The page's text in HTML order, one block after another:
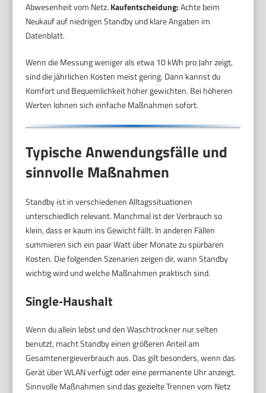
Abwesenheit vom Netz. Kaufentscheidung:Achte beim
Neukauf auf niedrigen Standby und klare Angaben im
Datenblatt.
Wenn die Messung weniger als etwa 10 kWh pro Jahr zeigt,
sind die jährlichen Kosten meist gering. Dann kannst du
Komfort und Bequemlichkeit höher gewichten. Bei höheren
Werten lohnen sich einfache Maßnahmen sofort.
Typische Anwendungsfälle und
sinnvolle Maßnahmen
Standby ist in verschiedenen Alltagssituationen
unterschiedlich relevant. Manchmal ist der Verbrauch so
klein, dass er kaum ins Gewicht fällt. In anderen Fällen
summieren sich ein paar Watt über Monate zu spürbaren
Kosten. Die folgenden Szenarien zeigen dir, wann Standby
wichtig wird und welche Maßnahmen praktisch sind.
Single‑Haushalt
Wenn du allein lebst und den Waschtrockner nur selten
benutzt, macht Standby einen größeren Anteil am
Gesamtenergieverbrauch aus. Das gilt besonders, wenn das
Gerät über WLAN verfügt oder eine permanente Uhr anzeigt.
Sinnvolle Maßnahmen sind das gezielte Trennen vom Netz